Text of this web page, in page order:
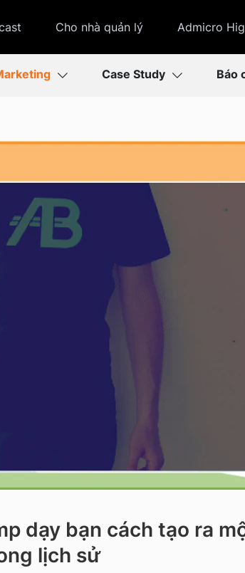
Cho nhà quản lý Admicro
Case Study Báo
dạy bạn cách tạo ra
lịch sử